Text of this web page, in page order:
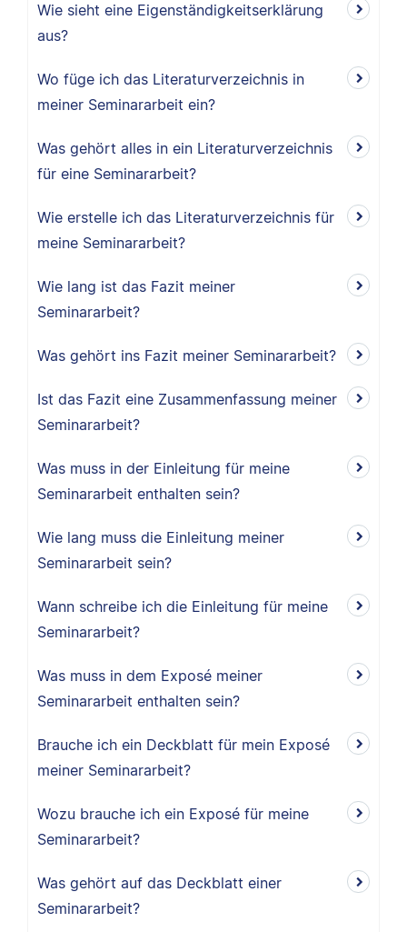
Wie sieht eine Eigenständigkeitserklärung
aus?
Wo füge ich das Literaturverzeichnis in
meiner Seminararbeit ein?
Was gehört alles in ein Literaturverzeichnis
für eine Seminararbeit?
Wie erstelle ich das Literaturverzeichnis für
meine Seminararbeit?
Wie lang ist das Fazit meiner
Seminararbeit?
Was gehört ins Fazit meiner Seminararbeit?
Ist das Fazit eine Zusammenfassung meiner
Seminararbeit?
Was muss in der Einleitung für meine
Seminararbeit enthalten sein?
Wie lang muss die Einleitung meiner
Seminararbeit sein?
Wann schreibe ich die Einleitung für meine
Seminararbeit?
Was muss in dem Exposé meiner
Seminararbeit enthalten sein?
Brauche ich ein Deckblatt für mein Exposé
meiner Seminararbeit?
Wozu brauche ich ein Exposé für meine
Seminararbeit?
Was gehört auf das Deckblatt einer
Seminararbeit?